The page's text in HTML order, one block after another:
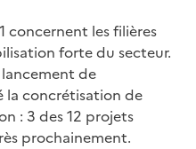
concernent les filières
forte du secteur.
de
la concrétisation de
: 3 des 12 projets
prochainement.